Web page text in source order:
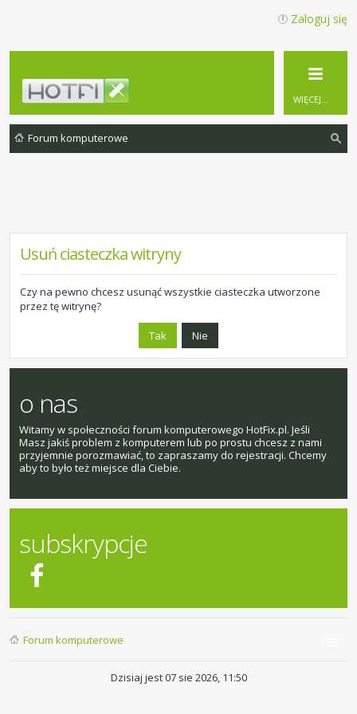
Zaloguj się
WIĘCEJ…
Forum komputerowe
Usuń ciasteczka witryny
Czy na pewno chcesz usunąć wszystkie ciasteczka utworzone
przez tę witrynę?
o nas
Witamy w społeczności forum komputerowego HotFix.pl. Jeśli
Masz jakiś problem z komputerem lub po prostu chcesz z nami
przyjemnie porozmawiać, to zapraszamy do rejestracji. Chcemy
aby to było też miejsce dla Ciebie.
subskrypcje
Forum komputerowe
Dzisiaj jest 07 sie 2026, 11:50